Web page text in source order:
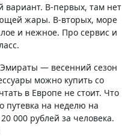
В-первых, там нет
жары. В-вторых, море
и нежное. Про сервис и
— весенний сезон
можно купить со
в Европе не стоит. Что
путевка на неделю на
000 рублей за человека.